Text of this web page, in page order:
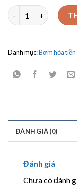
Bơm chìm giếng
Danh mục:Bơm hỏa
ĐÁNH GIÁ (0)
Đánh giá
Chưa có đánh